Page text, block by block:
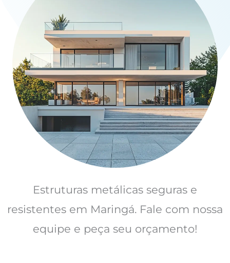
Estruturas metálicas seguras e
resistentes em Maringá. Fale com nossa
equipe e peça seu orçamento!